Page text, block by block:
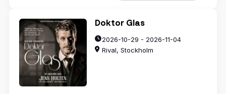
Doktor Glas
2026-10-29 - 2026-11-04
Rival, Stockholm